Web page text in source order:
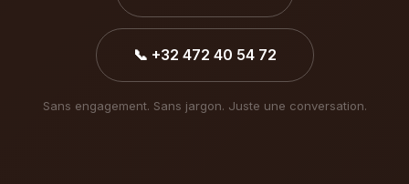
📞 +32 472 40 54 72
Sans engagement. Sans jargon. Juste une conversation.